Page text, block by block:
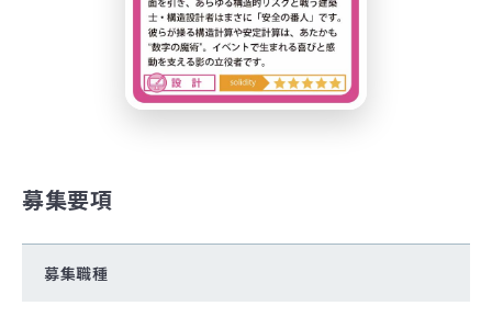
募集要項
募集職種